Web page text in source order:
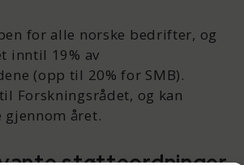
for alle norske bedrifter, og
inntil 19% av
(opp til 20% for SMB).
Forskningsrådet, og kan
gjennom året.